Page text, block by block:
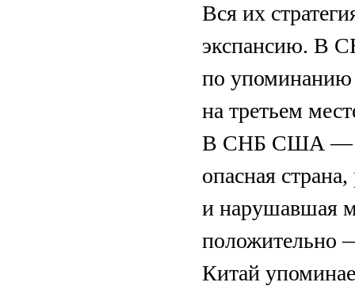
Вся их
экспансию. В
по упоминанию
на третьем
В СНБ США —
опасная
и нарушавшая
положительно
Китай